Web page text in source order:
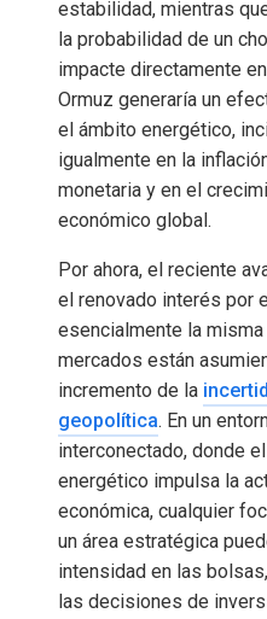
estabilidad, mientras
la probabilidad de un
impacte directamente
Ormuz generaría un
el ámbito energético,
igualmente en la
monetaria y en el
económico global.
Por ahora, el reciente
el renovado interés por
esencialmente la
mercados están
incremento de la
geopolítica. En un
interconectado, donde
energético impulsa la
económica, cualquier
un área estratégica
intensidad en las
las decisiones de